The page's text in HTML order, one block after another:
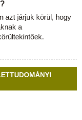
azt járjuk körül, hogy
a